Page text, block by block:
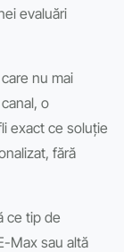
evaluări
nu mai
o
exact ce soluție
fără
ce tip de
Max sau altă